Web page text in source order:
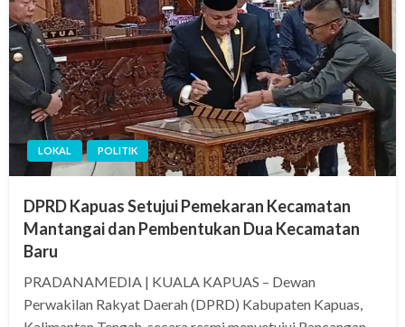
LOKAL POLITIK
DPRD Kapuas Setujui Pemekaran Kecamatan
Mantangai dan Pembentukan Dua Kecamatan
Baru
PRADANAMEDIA | KUALA KAPUAS – Dewan
Perwakilan Rakyat Daerah (DPRD) Kabupaten Kapuas,